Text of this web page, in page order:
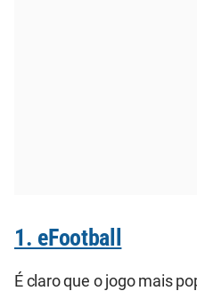
1. eFootball
É claro que o jogo mais